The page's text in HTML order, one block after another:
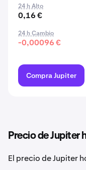
24 h Alto
0,16 €
24 h Cambio
-0,00096 €
Compra Jupiter
Precio de Jupiter
El precio de Jupiter